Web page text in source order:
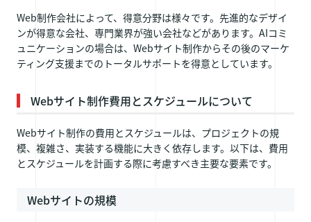
Web制作会社によって、得意分野は様々です。先進的なデザイ
ンが得意な会社、専門業界が強い会社などがあります。AIコミ
ュニケーションの場合は、Webサイト制作からその後のマーケ
ティング支援までのトータルサポートを得意としています。
Webサイト制作費用とスケジュールについて
Webサイト制作の費用とスケジュールは、プロジェクトの規
模、複雑さ、実装する機能に大きく依存します。以下は、費用
とスケジュールを計画する際に考慮すべき主要な要素です。
Webサイトの規模